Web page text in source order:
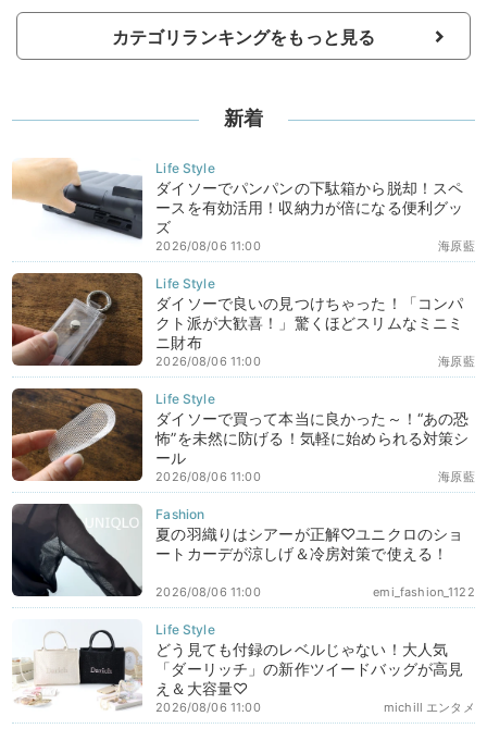
カテゴリランキングをもっと見る
新着
ダイソーでパンパンの下駄箱から脱却！スペ
ースを有効活用！収納力が倍になる便利グッ
ズ
海原藍
2026/08/06 11:00
ダイソーで良いの見つけちゃった！「コンパ
クト派が大歓喜！」驚くほどスリムなミニミ
ニ財布
海原藍
2026/08/06 11:00
ダイソーで買って本当に良かった～！“あの恐
怖”を未然に防げる！気軽に始められる対策シ
ール
海原藍
2026/08/06 11:00
夏の羽織りはシアーが正解♡ユニクロのショ
ートカーデが涼しげ＆冷房対策で使える！
emi_fashion_1122
2026/08/06 11:00
どう見ても付録のレベルじゃない！大人気
「ダーリッチ」の新作ツイードバッグが高見
え＆大容量♡
michill エンタメ
2026/08/06 11:00